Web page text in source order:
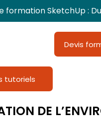
formation SketchUp :
Devis
tutoriels
DE